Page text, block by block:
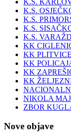
K.S.
K.S.
K.S.
K.S.
K.S.
KK
KK PLITVICE
KK
KK
KK
NIKOLA
ZBOR
Nove objave